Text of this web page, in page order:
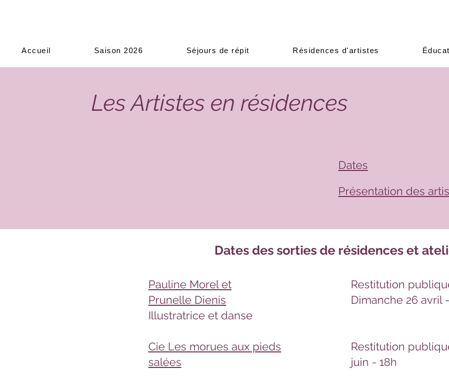
Accueil Saison 2026 Séjours de répit Résidences d'artistes
Les Artistes en résidences
Dates
Présentation des
Dates des sorties de résidences et
Pauline Morel et
Prunelle Dienis
Illustratrice et danse
Cie Les morues aux pieds
salées
Restitution
Dimanche 26 avril
Restitution
juin - 18h